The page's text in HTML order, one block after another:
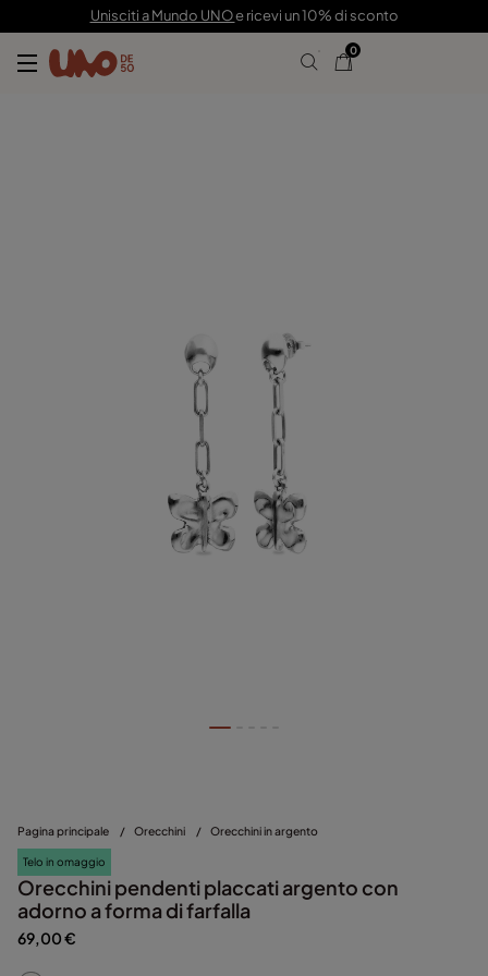
Unisciti a Mundo UNOe ricevi un 10% di sconto
0
Pagina principale / Orecchini / Orecchini in argento
Telo in omaggio
Orecchini pendenti placcati argento con
adorno a forma di farfalla
69,00 €